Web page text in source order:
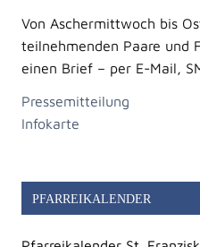
Von Aschermittwoch bis
teilnehmenden Paare und
einen Brief – per E-Mail,
Pressemitteilung
Infokarte
PFARREIKALENDER